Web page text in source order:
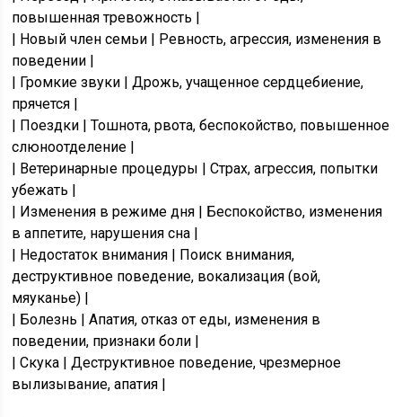
повышенная тревожность |
| Новый член семьи | Ревность, агрессия, изменения в
поведении |
| Громкие звуки | Дрожь, учащенное сердцебиение,
прячется |
| Поездки | Тошнота, рвота, беспокойство, повышенное
слюноотделение |
| Ветеринарные процедуры | Страх, агрессия, попытки
убежать |
| Изменения в режиме дня | Беспокойство, изменения
в аппетите, нарушения сна |
| Недостаток внимания | Поиск внимания,
деструктивное поведение, вокализация (вой,
мяуканье) |
| Болезнь | Апатия, отказ от еды, изменения в
поведении, признаки боли |
| Скука | Деструктивное поведение, чрезмерное
вылизывание, апатия |